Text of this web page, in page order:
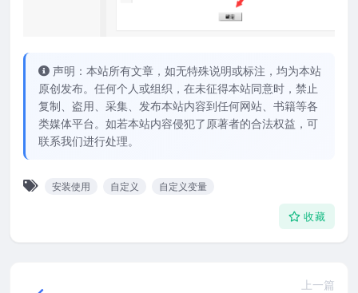
声明：本站所有文章，如无特殊说明或标注，均为本站
原创发布。任何个人或组织，在未征得本站同意时，禁止
复制、盗用、采集、发布本站内容到任何网站、书籍等各
类媒体平台。如若本站内容侵犯了原著者的合法权益，可
联系我们进行处理。
安装使用 自定义 自定义变量
收藏
上一篇